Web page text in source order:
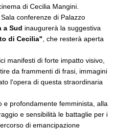
di Cecilia Mangini.
conferenze di Palazzo
a Sud inaugurerà la suggestiva
di Cecilia" , che resterà aperta
manifesti di forte impatto visivo,
da frammenti di frasi, immagini
l'opera di questa straordinaria
e profondamente femminista, alla
e sensibilità le battaglie per i
di emancipazione